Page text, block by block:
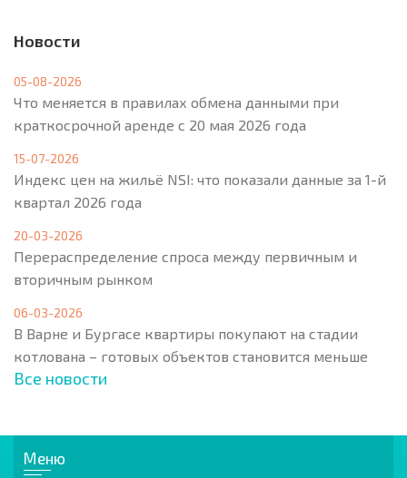
Новости
05-08-2026
Что меняется в правилах обмена данными при
краткосрочной аренде с 20 мая 2026 года
15-07-2026
Индекс цен на жильё NSI: что показали данные за 1-й
квартал 2026 года
20-03-2026
Перераспределение спроса между первичным и
вторичным рынком
06-03-2026
В Варне и Бургасе квартиры покупают на стадии
котлована – готовых объектов становится меньше
Все новости
Меню